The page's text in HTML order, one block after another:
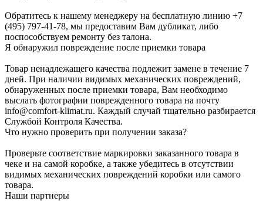
Обратитесь к нашему менеджеру на бесплатную линию +7
(495) 797-41-78, мы предоставим Вам дубликат, либо
поспособствуем ремонту без талона.
Я обнаружил повреждение после приемки товара
Товар ненадлежащего качества подлежит замене в течение 7
дней. При наличии видимых механических повреждений,
обнаруженных после приемки товара, Вам необходимо
выслать фотографии поврежденного товара на почту
info@comfort-klimat.ru. Каждый случай тщательно разбирается
Службой Контроля Качества.
Что нужно проверить при получении заказа?
Проверьте соответствие маркировки заказанного товара в
чеке и на самой коробке, а также убедитесь в отсутствии
видимых механических повреждений коробки или самого
товара.
Наши партнеры